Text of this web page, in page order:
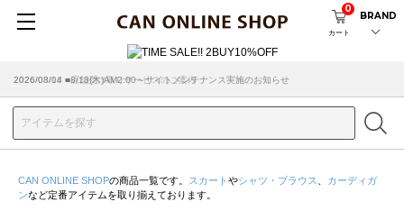
カート
0
BRAND
2026/08/04 ■8/13(木)AM2:00～サイトメンテナンス実施のお知らせ
2026/03/18 ■店舗受け取りサービスのご案内
CAN ONLINE SHOPの商品一覧です。 スカート やシャツ・ブラウス
カーディガ
ンなど定番アイテムを取り揃えております。